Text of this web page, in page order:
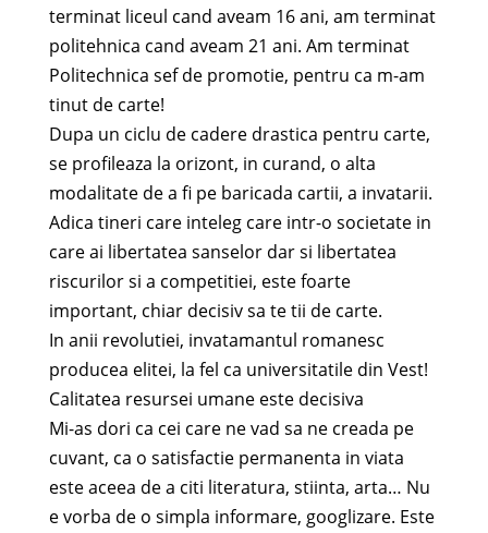
terminat liceul cand aveam 16 ani, am terminat
politehnica cand aveam 21 ani. Am terminat
Politechnica sef de promotie, pentru ca m-am
tinut de carte!
Dupa un ciclu de cadere drastica pentru carte,
se profileaza la orizont, in curand, o alta
modalitate de a fi pe baricada cartii, a invatarii.
Adica tineri care inteleg care intr-o societate in
care ai libertatea sanselor dar si libertatea
riscurilor si a competitiei, este foarte
important, chiar decisiv sa te tii de carte.
In anii revolutiei, invatamantul romanesc
producea elitei, la fel ca universitatile din Vest!
Calitatea resursei umane este decisiva
Mi-as dori ca cei care ne vad sa ne creada pe
cuvant, ca o satisfactie permanenta in viata
este aceea de a citi literatura, stiinta, arta… Nu
e vorba de o simpla informare, googlizare. Este